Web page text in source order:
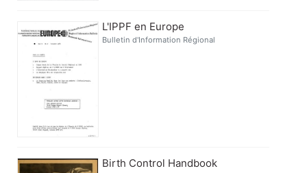
L'IPPF en Europe
Bulletin d'Information Régional
Birth Control Handbook